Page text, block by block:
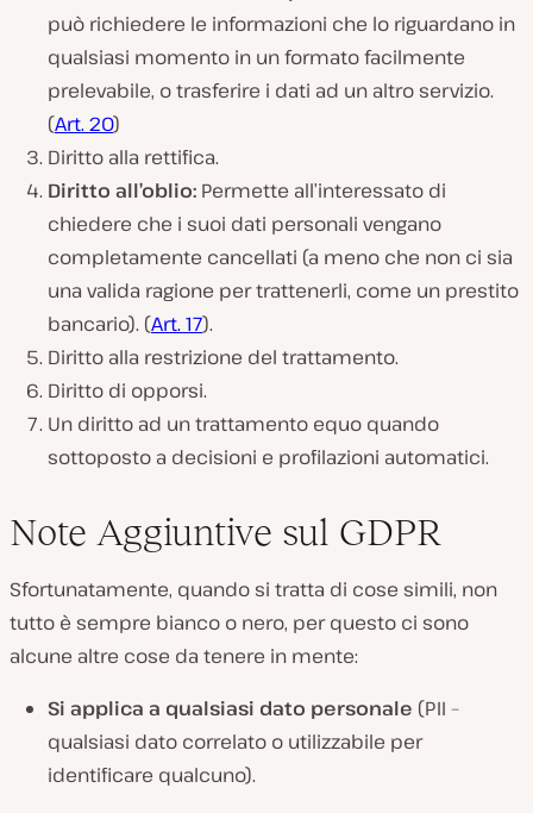
può richiedere le informazioni che lo riguardano in
qualsiasi momento in un formato facilmente
prelevabile, o trasferire i dati ad un altro servizio.
(Art. 20)
Diritto alla rettifica.
Diritto all’oblio: Permette all’interessato di
chiedere che i suoi dati personali vengano
completamente cancellati (a meno che non ci sia
una valida ragione per trattenerli, come un prestito
bancario). (Art. 17).
Diritto alla restrizione del trattamento.
Diritto di opporsi.
Un diritto ad un trattamento equo quando
sottoposto a decisioni e profilazioni automatici.
Note Aggiuntive sul GDPR
Sfortunatamente, quando si tratta di cose simili, non
tutto è sempre bianco o nero, per questo ci sono
alcune altre cose da tenere in mente:
Si applica a qualsiasi dato personale (PII –
qualsiasi dato correlato o utilizzabile per
identificare qualcuno).